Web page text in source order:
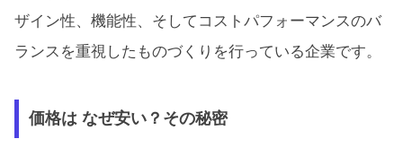
ザイン性、機能性、そしてコストパフォーマンスのバ
ランスを重視したものづくりを行っている企業です。
価格は なぜ安い？その秘密